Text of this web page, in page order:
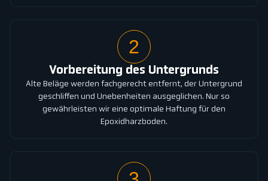
2
Vorbereitung des Untergrunds
Alte Beläge werden fachgerecht entfernt, der Untergrund
geschliffen und Unebenheiten ausgeglichen. Nur so
gewährleisten wir eine optimale Haftung für den
Epoxidharzboden.